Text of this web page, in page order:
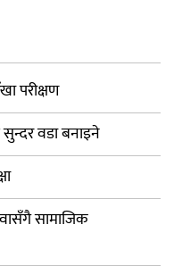
परीक्षण
सुन्दर वडा बनाइने
सामाजिक